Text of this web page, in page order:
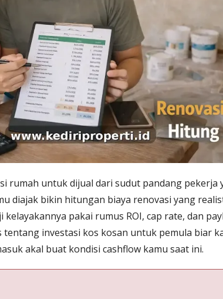
rumah untuk dijual dari sudut pandang pekerja
diajak bikin hitungan biaya renovasi yang
pakai rumus ROI, cap rate, dan
tentang investasi kos kosan untuk pemula biar
akal buat kondisi cashflow kamu saat ini.